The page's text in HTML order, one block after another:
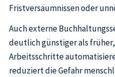
Fristversäumnissen oder
Auch externe
deutlich günstiger als
Arbeitsschritte
reduziert die Gefahr